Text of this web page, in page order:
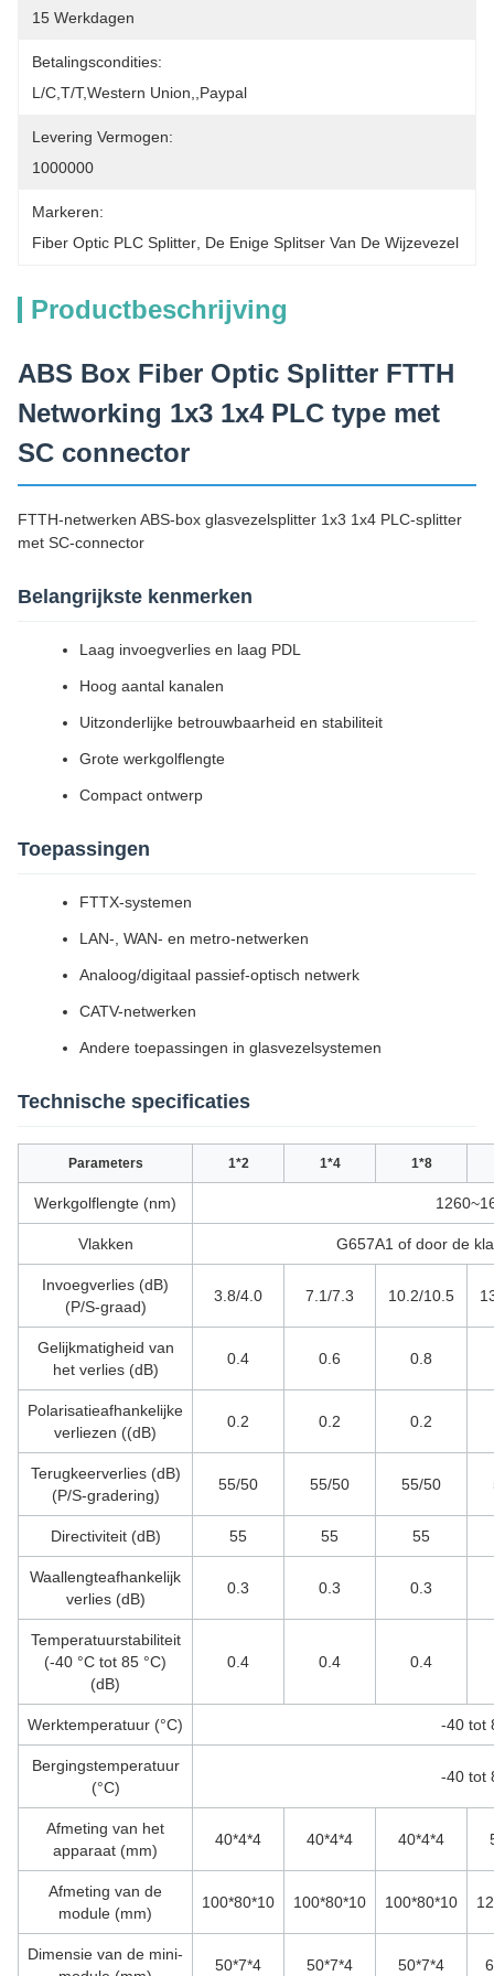
15 Werkdagen
Betalingscondities:
L/C,T/T,Western Union,,Paypal
Levering Vermogen:
1000000
Markeren:
Fiber Optic PLC Splitter De Enige Splitser Van De Wijzevezel
Productbeschrijving
ABS Box Fiber Optic Splitter FTTH
Networking 1x3 1x4 PLC type met
SC connector
FTTH-netwerken ABS-box glasvezelsplitter 1x3 1x4 PLC-splitter
met SC-connector
Belangrijkste kenmerken
Laag invoegverlies en laag PDL
Hoog aantal kanalen
Uitzonderlijke betrouwbaarheid en stabiliteit
Grote werkgolflengte
Compact ontwerp
Toepassingen
FTTX-systemen
LAN-, WAN- en metro-netwerken
Analoog/digitaal passief-optisch netwerk
CATV-netwerken
Andere toepassingen in glasvezelsystemen
Technische specificaties
Parameters 1*2 1*4 1*8
Werkgolflengte (nm)
Vlakken G657A1 of door de
Invoegverlies (dB)
(P/S-graad)
3.8/4.0 7.1/7.3 10.2/10.5
Gelijkmatigheid van
het verlies (dB)
0.4 0.6 0.8
Polarisatieafhankelijke
verliezen ((dB)
0.2 0.2 0.2
Terugkeerverlies (dB)
(P/S-gradering)
55/50 55/50 55/50
Directiviteit (dB) 55 55 55
Waallengteafhankelijk
verlies (dB)
0.3 0.3 0.3
Temperatuurstabiliteit
(-40 °C tot 85 °C)
(dB)
0.4 0.4 0.4
Werktemperatuur (°C) -40 tot
Bergingstemperatuur
(°C)
-40 tot
Afmeting van het
apparaat (mm)
40*4*4 40*4*4 40*4*4
Afmeting van de
module (mm)
100*80*10 100*80*10 100*80*10
Dimensie van de mini-
50*7*4 50*7*4 50*7*4